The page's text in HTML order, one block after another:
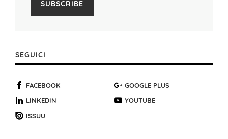
SEGUICI
FACEBOOK
GOOGLE PLUS
LINKEDIN
YOUTUBE
ISSUU